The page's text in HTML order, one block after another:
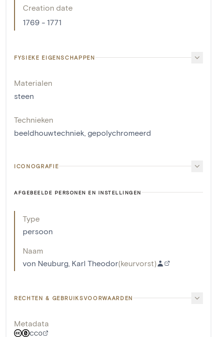
Creation date
1769 - 1771
FYSIEKE EIGENSCHAPPEN
Materialen
steen
Technieken
beeldhouwtechniek gepolychromeerd
ICONOGRAFIE
AFGEBEELDE PERSONEN EN INSTELLINGEN
Type
persoon
Naam
von Neuburg, Karl Theodor(keurvorst)
RECHTEN & GEBRUIKSVOORWAARDEN
Metadata
CC0